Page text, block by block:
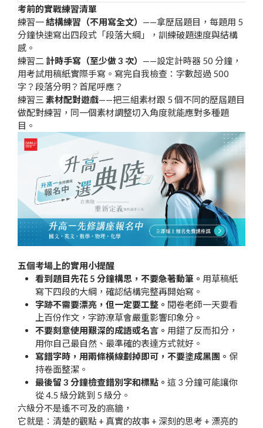
考前的實戰練習清單
練習一結構練習（不用寫全文） ——拿歷屆題目，每題用 5
分鐘快速寫出四段式「段落大綱」，訓練破題速度與結構
感。
練習二 計時手寫（至少做 3 次） ——設定計時器 50 分鐘，
用考試用稿紙實際手寫。寫完自我檢查：字數超過 500
字？段落分明？首尾呼應？
練習三 素材配對遊戲——把三組素材跟 5 個不同的歷屆題目
做配對練習，同一個素材調整切入角度就能應對多種題
目。
五個考場上的實用小提醒
看到題目先花 5 分鐘構思，不要急著動筆。 用草稿紙
寫下四段的大綱，確認結構完整再開始寫。
字跡不需要漂亮，但一定要工整。 閱卷老師一天要看
上百份作文，字跡潦草會嚴重影響印象分。
不要刻意使用艱深的成語或名言。 用錯了反而扣分，
用你自己最自然、最準確的表達方式就好。
寫錯字時，用兩條橫線劃掉即可，不要塗成黑團。 保
持卷面整潔。
最後留 3 分鐘檢查錯別字和標點。 這 3 分鐘可能讓你
從 4.5 級分跳到 5 級分。
六級分不是遙不可及的高牆，
它就是：清楚的觀點 + 真實的故事 + 深刻的思考 + 漂亮的